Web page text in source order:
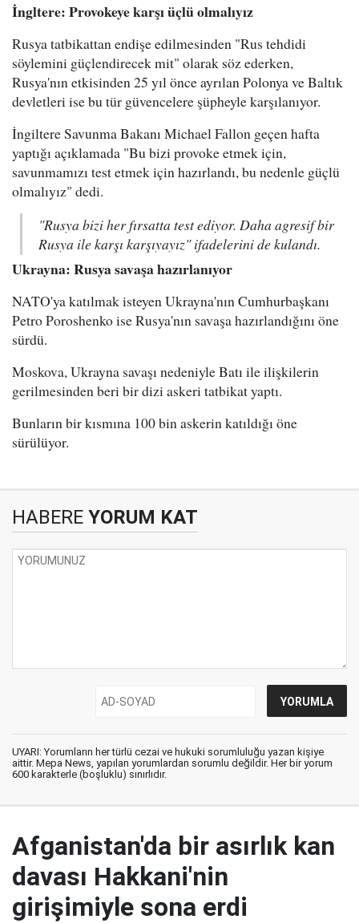
İngltere: Provokeye karşı üçlü olmalıyız
Rusya tatbikattan endişe edilmesinden "Rus tehdidi
söylemini güçlendirecek mit" olarak söz ederken,
Rusya'nın etkisinden 25 yıl önce ayrılan Polonya ve Baltık
devletleri ise bu tür güvencelere şüpheyle karşılanıyor.
İngiltere Savunma Bakanı Michael Fallon geçen hafta
yaptığı açıklamada "Bu bizi provoke etmek için,
savunmamızı test etmek için hazırlandı, bu nedenle güçlü
olmalıyız" dedi.
"Rusya bizi her fırsatta test ediyor. Daha agresif bir
Rusya ile karşı karşıyayız" ifadelerini de kulandı.
Ukrayna: Rusya savaşa hazırlanıyor
NATO'ya katılmak isteyen Ukrayna'nın Cumhurbaşkanı
Petro Poroshenko ise Rusya'nın savaşa hazırlandığını öne
sürdü.
Moskova, Ukrayna savaşı nedeniyle Batı ile ilişkilerin
gerilmesinden beri bir dizi askeri tatbikat yaptı.
Bunların bir kısmına 100 bin askerin katıldığı öne
sürülüyor.
HABERE YORUM KAT
UYARI: Yorumların her türlü cezai ve hukuki sorumluluğu yazan kişiye
aittir. Mepa News, yapılan yorumlardan sorumlu değildir. Her bir yorum
600 karakterle (boşluklu) sınırlıdır.
Afganistan'da bir asırlık kan
davası Hakkani'nin
girişimiyle sona erdi